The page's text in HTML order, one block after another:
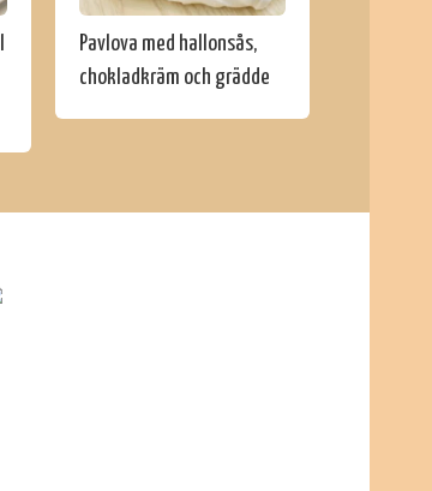
Pavlova med hallonsås,
chokladkräm och grädde